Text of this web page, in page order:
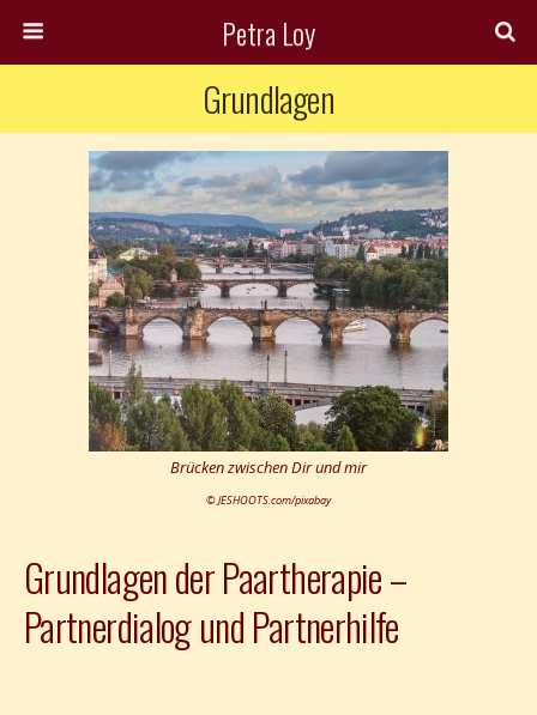
Petra Loy
Grundlagen
Brücken zwischen Dir und mir
© JESHOOTS.com/pixabay
Grundlagen der Paartherapie –
Partnerdialog und Partnerhilfe